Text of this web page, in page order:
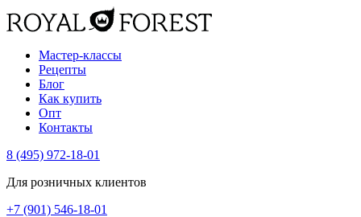
Мастер-классы
Рецепты
Блог
Как купить
Опт
Контакты
8 (495) 972-18-01
Для розничных клиентов
+7 (901) 546-18-01